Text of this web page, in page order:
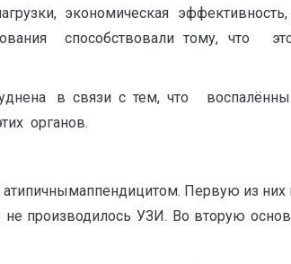
экономическая
способствовали тому, что
в связи с тем, что
органов.
Первую из них
производилось УЗИ. Во вторую